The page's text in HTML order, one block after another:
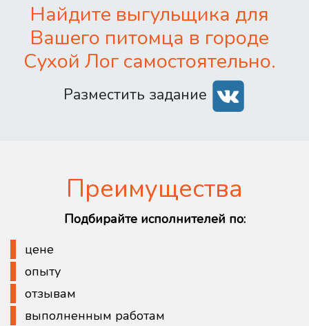
Найдите выгульщика для
Вашего питомца в городе
Сухой Лог самостоятельно.
Разместить задание
Преимущества
Подбирайте исполнителей по:
цене
опыту
отзывам
выполненным работам